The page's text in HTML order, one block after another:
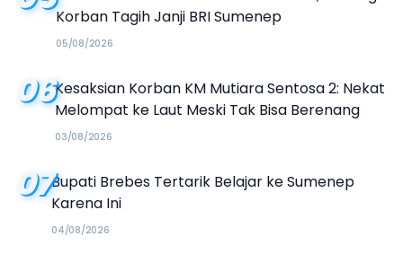
Korban Tagih Janji BRI Sumenep
05/08/2026
06Kesaksian Korban KM Mutiara Sentosa 2: Nekat
Melompat ke Laut Meski Tak Bisa Berenang
03/08/2026
07Bupati Brebes Tertarik Belajar ke Sumenep
Karena Ini
04/08/2026